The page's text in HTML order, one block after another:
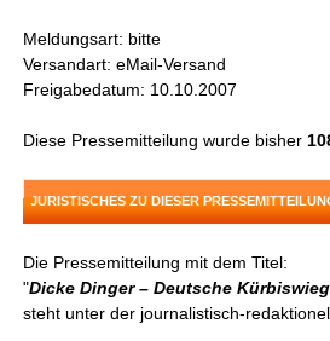
Meldungsart: bitte
Versandart: eMail-Versand
Freigabedatum: 10.10.2007
Diese Pressemitteilung wurde bisher
JURISTISCHES ZU DIESER
Die Pressemitteilung mit dem Titel:
"Dicke Dinger – Deutsche
steht unter der journalistisch-